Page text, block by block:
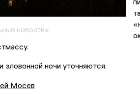
новости»
зловонной ночи уточняются.
Мосев